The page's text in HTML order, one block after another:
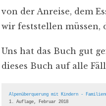
von der Anreise, dem
wir feststellen müssen,
Uns hat das Buch gut
dieses Buch auf alle
Alpenüberquerung mit Kindern -
1. Auflage, Februar 2018